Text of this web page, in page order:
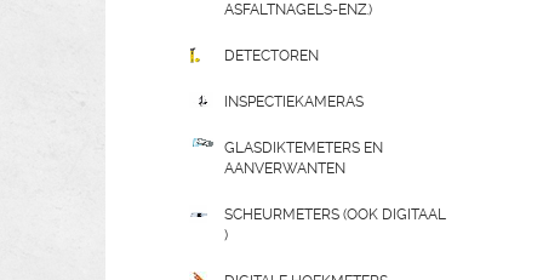
ASFALTNAGELS-ENZ.)
DETECTOREN
INSPECTIEKAMERAS
GLASDIKTEMETERS EN
AANVERWANTEN
SCHEURMETERS (OOK DIGITAAL
)